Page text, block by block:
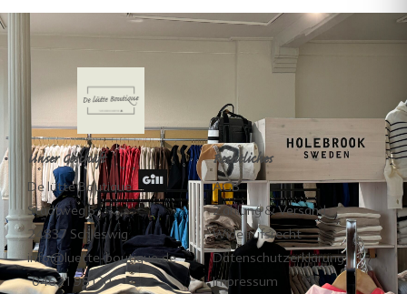
Unser Geschäft
De lütte Boutique
Stadtweg 5
24837 Schleswig
info@luette-boutique.de
04621 98130
Rechtliches
AGB
Zahlung & Versand
Widerrufsrecht
Datenschutzerklärung
Impressum